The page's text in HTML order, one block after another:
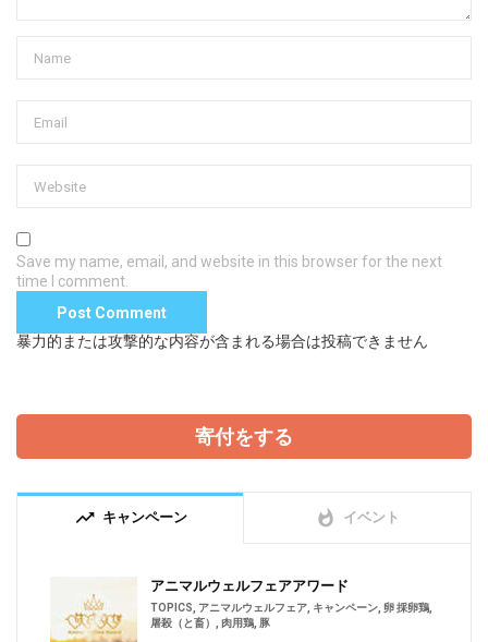
Save my name, email, and website in this browser for the next
time I comment.
暴力的または攻撃的な内容が含まれる場合は投稿できません
寄付をする
trending_up キャンペーン whatshot イベント
アニマルウェルフェアアワード
TOPICS, アニマルウェルフェア, キャンペーン, 卵 採卵鶏,
屠殺（と畜） , 肉用鶏, 豚